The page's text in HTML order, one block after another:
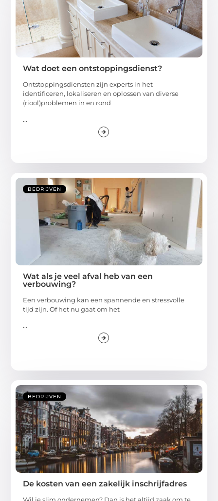
Wat doet een ontstoppingsdienst?
Ontstoppingsdiensten zijn experts in het
identificeren, lokaliseren en oplossen van diverse
(riool)problemen in en rond
...
BEDRIJVEN
Wat als je veel afval heb van een
verbouwing?
Een verbouwing kan een spannende en stressvolle
tijd zijn. Of het nu gaat om het
...
BEDRIJVEN
De kosten van een zakelijk inschrijfadres